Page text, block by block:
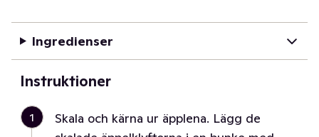
Ingredienser
Instruktioner
1
Skala och kärna ur äpplena. Lägg de